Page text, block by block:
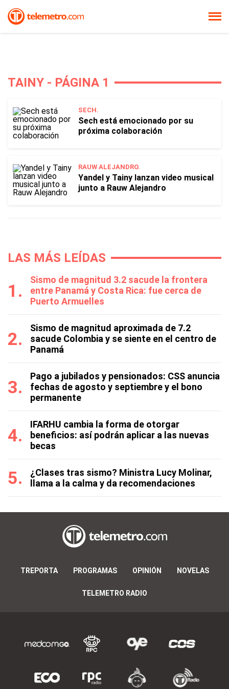
TAINY - PÁGINA 1
SECH.
Sech está emocionado por su
próxima colaboración
RAUW ALEJANDRO.
Yandel y Tainy lanzan video musical
junto a Rauw Alejandro
LAS MÁS LEÍDAS
Sismo de magnitud 3.2 sacude la frontera
entre Panamá y Costa Rica: fue cerca de
Puerto Armuelles
Sismo de magnitud aproximada de 7.2
sacude Colombia y se siente en el centro de
Panamá
Pago a jubilados y pensionados: CSS anuncia
fechas de agosto y septiembre y el bono
permanente
IFARHU cambia la forma de otorgar
beneficios: así podrán aplicar a las nuevas
becas
¿Clases tras sismo? Ministra Lucy Molinar,
llama a la calma y da recomendaciones
TREPORTA PROGRAMAS OPINIÓN NOVELAS
TELEMETRO RADIO